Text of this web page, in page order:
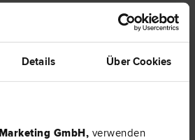
Details Über Cookies
GmbH, verwenden
| Insolvenz­recht |
| Wirtschafts­recht